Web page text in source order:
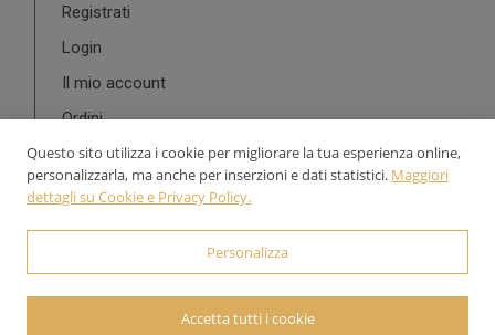
Registrati
Login
Il mio account
Ordini
© 2024-2026 Aurea Line - P.Iva: 02126900543 Powered by
Questo sito utilizza i cookie per migliorare la tua esperienza online,
personalizzarla, ma anche per inserzioni e dati statistici. Maggiori
dettagli su Cookie e Privacy Policy.
Personalizza
Accetta tutti i cookie